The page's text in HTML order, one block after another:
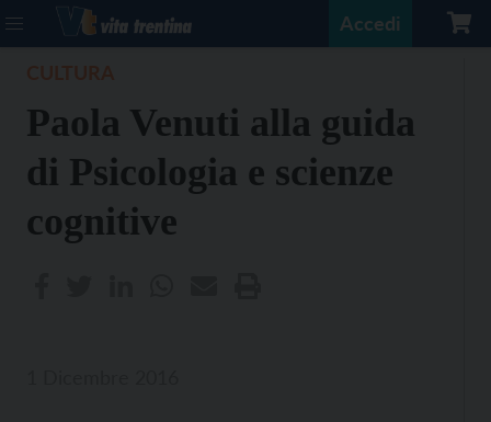
Accedi
Paola Venuti alla guida
di Psicologia e scienze
cognitive